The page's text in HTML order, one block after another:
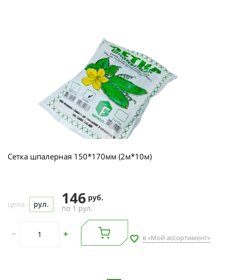
Сетка шпалерная 150*170мм (2м*10м)
цена рул. 146 руб.
по 1 рул.
в «Мой ассортимент»